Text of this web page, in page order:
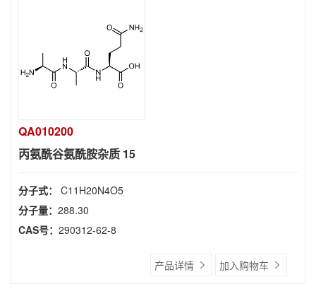
QA010200
丙氨酰谷氨酰胺杂质 15
分子式： C11H20N4O5
分子量： 288.30
CAS号： 290312-62-8
产品详情 加入购物车